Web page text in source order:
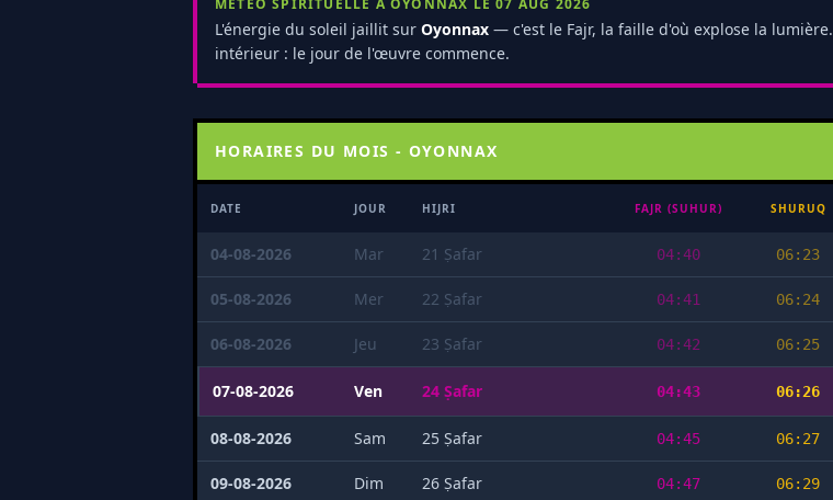
MÉTÉO SPIRITUELLE À OYONNAX LE 07 AUG 2026
L'énergie du soleil jaillit sur Oyonnax — c'est le Fajr, la faille d'où explose la lumière.
intérieur : le jour de l'œuvre commence.
HORAIRES DU MOIS - OYONNAX
DATE JOUR HIJRI FAJR (SUHUR) SHURUQ
04-08-2026 Mar 21 Ṣafar 04:40 06:23
05-08-2026 Mer 22 Ṣafar 04:41 06:24
06-08-2026 Jeu 23 Ṣafar 04:42 06:25
07-08-2026 Ven 24 Ṣafar 04:43 06:26
08-08-2026 Sam 25 Ṣafar 04:45 06:27
09-08-2026 Dim 26 Ṣafar 04:47 06:29